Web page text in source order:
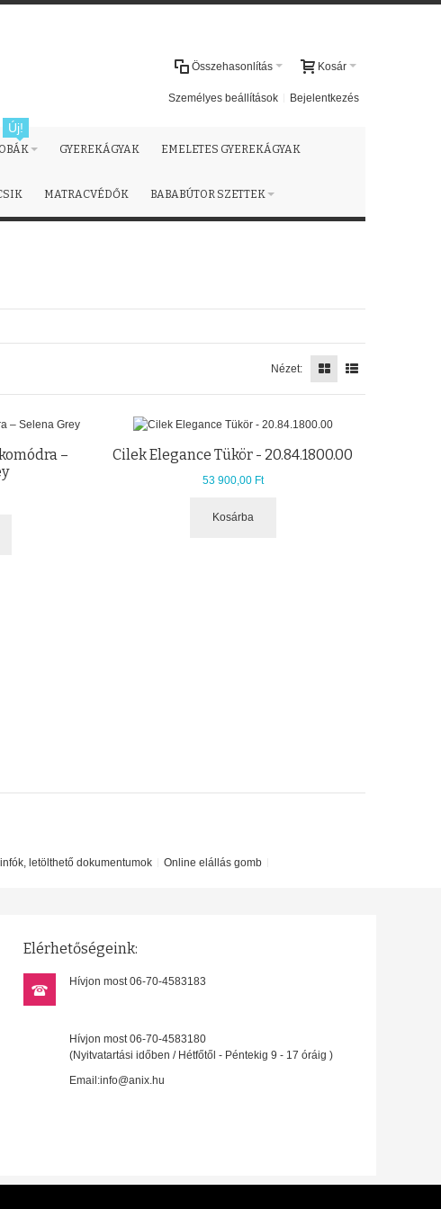
Kosár
Összehasonlítás
Személyes beállítások Bejelentkezés
Új!
GYEREKÁGYAK EMELETES GYEREKÁGYAK
MATRACVÉDŐK BABABÚTOR SZETTEK
Nézet:
–
Cilek Elegance Tükör - 20.84.1800.00
53 900,00 Ft
Kosárba
letölthető dokumentumok Online elállás gomb
Elérhetőségeink:
Hívjon most 06-70-4583183
Hívjon most 06-70-4583180
(Nyitvatartási időben / Hétfőtől - Péntekig 9 - 17 óráig )
Email:info@anix.hu